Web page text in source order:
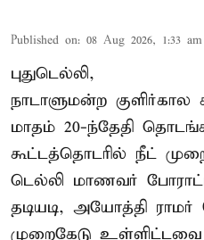
Published on: 08 Aug 2026, 1:33 am
புதுடெல்லி,
நாடாளுமன்ற
மாதம் 20-ந்தேதி
கூட்டத்தொடரில் நீட்
டெல்லி மாணவர்
தடியடி, அயோத்தி
முறைகேடு உள்ளிட்டவை